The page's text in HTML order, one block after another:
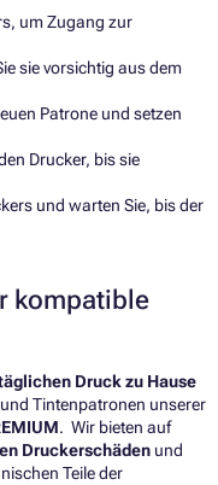
um Zugang zur
sie vorsichtig aus dem
Patrone und setzen
Drucker, bis sie
und warten Sie, bis der
kompatible
Druck zu Hause
Tintenpatronen unserer
. Wir bieten auf
Druckerschäden und
Teile der